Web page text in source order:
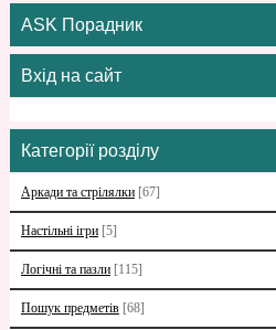
ASK Порадник
Вхід на сайт
Категорії розділу
Аркади та стрілялки [67]
Настільні ігри [5]
Логічні та пазли [115]
Пошук предметів [68]